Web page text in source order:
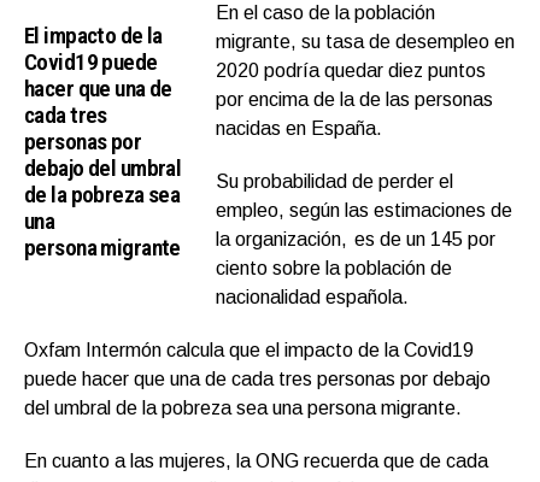
El impacto de la
Covid19 puede
hacer que una de
cada tres
personas por
debajo del umbral
de la pobreza sea
una
persona migrante
En el caso de la población
migrante, su tasa de desempleo en
2020 podría quedar diez puntos
por encima de la de las personas
nacidas en España.
Su probabilidad de perder el
empleo, según las estimaciones de
la organización, es de un 145 por
ciento sobre la población de
nacionalidad española.
Oxfam Intermón calcula que el impacto de la Covid19
puede hacer que una de cada tres personas por debajo
del umbral de la pobreza sea una persona migrante.
En cuanto a las mujeres, la ONG recuerda que de cada